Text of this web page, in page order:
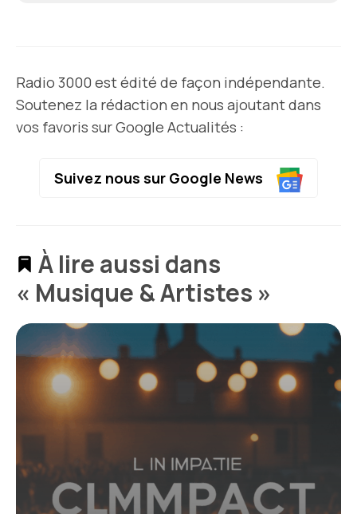
Radio 3000 est édité de façon indépendante.
Soutenez la rédaction en nous ajoutant dans
vos favoris sur Google Actualités :
Suivez nous sur Google News
À lire aussi dans
« Musique & Artistes »